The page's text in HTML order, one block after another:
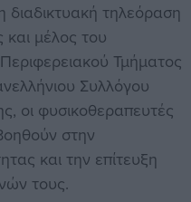
τηλεόραση
μέλος του
Τμήματος
Συλλόγου
οι φυσικοθεραπευτές
στην
και την επίτευξη
τους.